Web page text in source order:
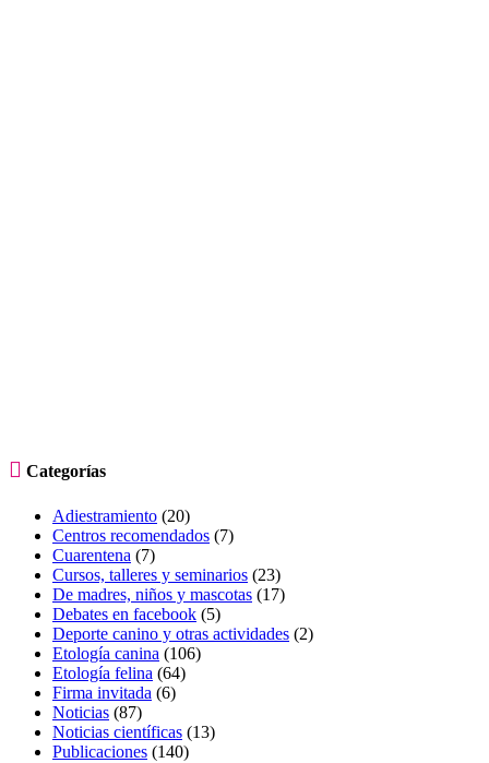
 Categorías
Adiestramiento (20)
Centros recomendados (7)
Cuarentena (7)
Cursos, talleres y seminarios (23)
De madres, niños y mascotas (17)
Debates en facebook (5)
Deporte canino y otras actividades (2)
Etología canina (106)
Etología felina (64)
Firma invitada (6)
Noticias (87)
Noticias científicas (13)
Publicaciones (140)